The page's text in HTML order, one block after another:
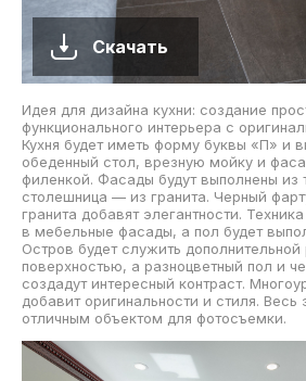
Скачать
Идея для дизайна кухни: создание
функционального интерьера с
Кухня будет иметь форму буквы «П» и
обеденный стол, врезную мойку и
филенкой. Фасады будут выполнены из
столешница — из гранита. Черный
гранита добавят элегантности.
в мебельные фасады, а пол будет
Остров будет служить дополнительной
поверхностью, а разноцветный пол и
создадут интересный контраст.
добавит оригинальности и стиля. Весь
отличным объектом для фотосъемки.